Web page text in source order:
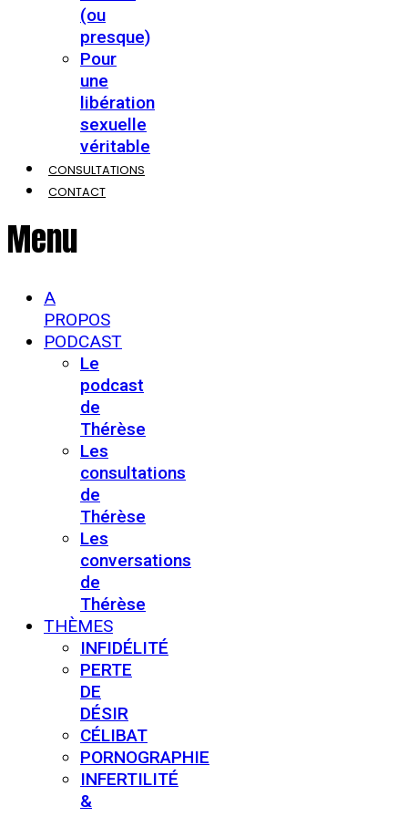
(ou
presque)
Pour
une
libération
sexuelle
véritable
CONSULTATIONS
CONTACT
Menu
A
PROPOS
PODCAST
Le
podcast
de
Thérèse
Les
consultations
de
Thérèse
Les
conversations
de
Thérèse
THÈMES
INFIDÉLITÉ
PERTE
DE
DÉSIR
CÉLIBAT
PORNOGRAPHIE
INFERTILITÉ
&